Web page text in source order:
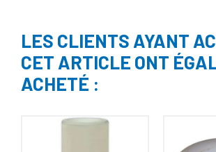
LES CLIENTS AYANT
CET ARTICLE ONT
ACHETÉ :